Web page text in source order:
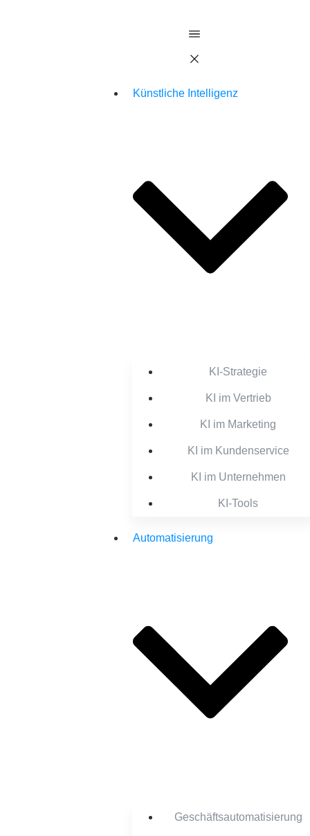
Künstliche Intelligenz
KI-Strategie
KI im Vertrieb
KI im Marketing
KI im Kundenservice
KI im Unternehmen
KI-Tools
Automatisierung
Geschäftsautomatisierung